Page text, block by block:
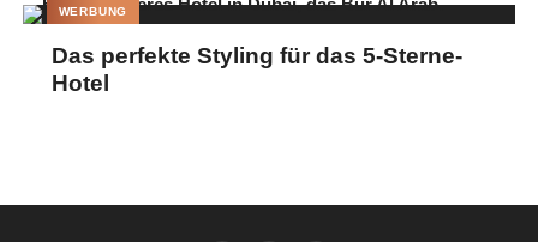
WERBUNG
Das perfekte Styling für das 5-Sterne-
Hotel